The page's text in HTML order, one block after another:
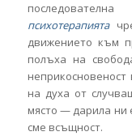
психотерапията
движението към
полъха на
на духа от
място — дарила ни
сме всъщност.